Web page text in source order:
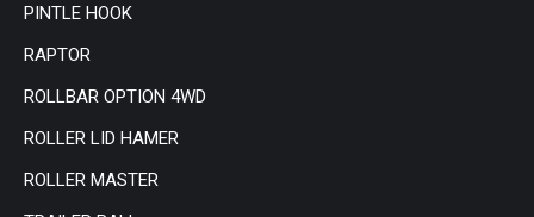
PINTLE HOOK
RAPTOR
ROLLBAR OPTION 4WD
ROLLER LID HAMER
ROLLER MASTER